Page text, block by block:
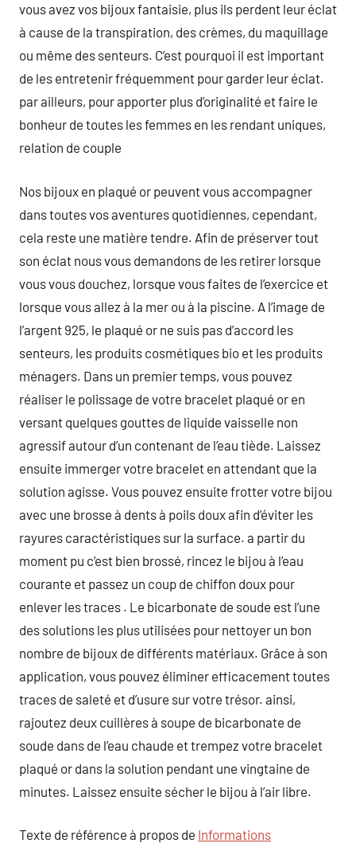
vous avez vos bijoux fantaisie, plus ils perdent leur éclat
à cause de la transpiration, des crèmes, du maquillage
ou même des senteurs. C’est pourquoi il est important
de les entretenir fréquemment pour garder leur éclat.
par ailleurs, pour apporter plus d’originalité et faire le
bonheur de toutes les femmes en les rendant uniques,
relation de couple
Nos bijoux en plaqué or peuvent vous accompagner
dans toutes vos aventures quotidiennes, cependant,
cela reste une matière tendre. Afin de préserver tout
son éclat nous vous demandons de les retirer lorsque
vous vous douchez, lorsque vous faites de l’exercice et
lorsque vous allez à la mer ou à la piscine. A l’image de
l’argent 925, le plaqué or ne suis pas d’accord les
senteurs, les produits cosmétiques bio et les produits
ménagers. Dans un premier temps, vous pouvez
réaliser le polissage de votre bracelet plaqué or en
versant quelques gouttes de liquide vaisselle non
agressif autour d’un contenant de l’eau tiède. Laissez
ensuite immerger votre bracelet en attendant que la
solution agisse. Vous pouvez ensuite frotter votre bijou
avec une brosse à dents à poils doux afin d’éviter les
rayures caractéristiques sur la surface. a partir du
moment pu c’est bien brossé, rincez le bijou à l’eau
courante et passez un coup de chiffon doux pour
enlever les traces . Le bicarbonate de soude est l’une
des solutions les plus utilisées pour nettoyer un bon
nombre de bijoux de différents matériaux. Grâce à son
application, vous pouvez éliminer efficacement toutes
traces de saleté et d’usure sur votre trésor. ainsi,
rajoutez deux cuillères à soupe de bicarbonate de
soude dans de l’eau chaude et trempez votre bracelet
plaqué or dans la solution pendant une vingtaine de
minutes. Laissez ensuite sécher le bijou à l’air libre.
Texte de référence à propos de Informations